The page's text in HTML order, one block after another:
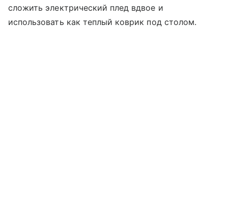
сложить электрический плед вдвое и
использовать как теплый коврик под столом.